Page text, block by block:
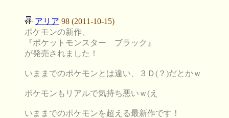
アリア 98 (2011-10-15)
ポケモンの新作、
『ポケットモンスター ブラック』
が発売されました！
いままでのポケモンとは違い、３Ｄ(？)だとかｗ
ポケモンもリアルで気持ち悪いｗ(え
いままでのポケモンを超える最新作です！